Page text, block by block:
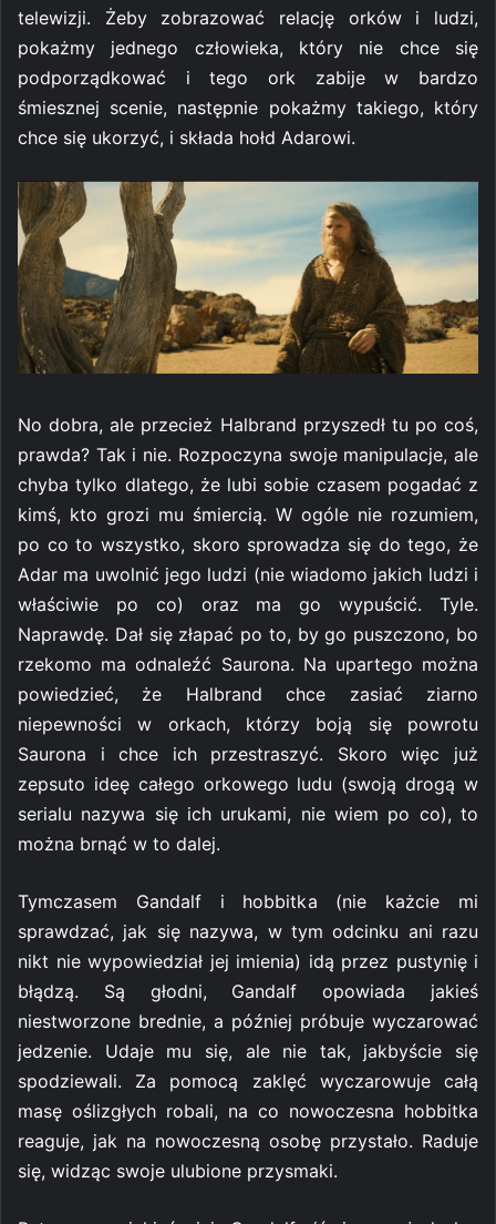
telewizji. Żeby zobrazować relację orków i ludzi,
pokażmy jednego człowieka, który nie chce się
podporządkować i tego ork zabije w bardzo
śmiesznej scenie, następnie pokażmy takiego, który
chce się ukorzyć, i składa hołd Adarowi.
No dobra, ale przecież Halbrand przyszedł tu po coś,
prawda? Tak i nie. Rozpoczyna swoje manipulacje, ale
chyba tylko dlatego, że lubi sobie czasem pogadać z
kimś, kto grozi mu śmiercią. W ogóle nie rozumiem,
po co to wszystko, skoro sprowadza się do tego, że
Adar ma uwolnić jego ludzi (nie wiadomo jakich ludzi i
właściwie po co) oraz ma go wypuścić. Tyle.
Naprawdę. Dał się złapać po to, by go puszczono, bo
rzekomo ma odnaleźć Saurona. Na upartego można
powiedzieć, że Halbrand chce zasiać ziarno
niepewności w orkach, którzy boją się powrotu
Saurona i chce ich przestraszyć. Skoro więc już
zepsuto ideę całego orkowego ludu (swoją drogą w
serialu nazywa się ich urukami, nie wiem po co), to
można brnąć w to dalej.
Tymczasem Gandalf i hobbitka (nie każcie mi
sprawdzać, jak się nazywa, w tym odcinku ani razu
nikt nie wypowiedział jej imienia) idą przez pustynię i
błądzą. Są głodni, Gandalf opowiada jakieś
niestworzone brednie, a później próbuje wyczarować
jedzenie. Udaje mu się, ale nie tak, jakbyście się
spodziewali. Za pomocą zaklęć wyczarowuje całą
masę oślizgłych robali, na co nowoczesna hobbitka
reaguje, jak na nowoczesną osobę przystało. Raduje
się, widząc swoje ulubione przysmaki.